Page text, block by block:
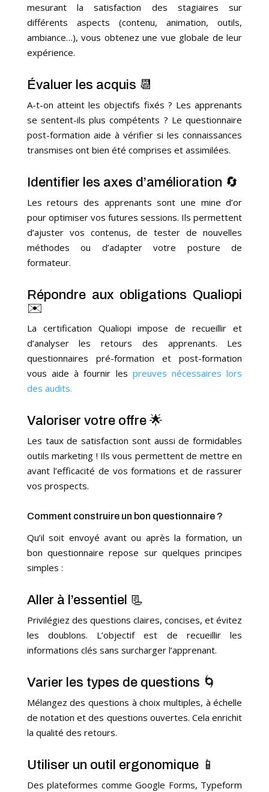
mesurant la satisfaction des stagiaires sur
différents aspects (contenu, animation, outils,
ambiance…), vous obtenez une vue globale de leur
expérience.
Évaluer les acquis 📆
A-t-on atteint les objectifs fixés ? Les apprenants
se sentent-ils plus compétents ? Le questionnaire
post-formation aide à vérifier si les connaissances
transmises ont bien été comprises et assimilées.
Identifier les axes d’amélioration 🔄
Les retours des apprenants sont une mine d’or
pour optimiser vos futures sessions. Ils permettent
d’ajuster vos contenus, de tester de nouvelles
méthodes ou d’adapter votre posture de
formateur.
Répondre aux obligations Qualiopi
✉️
La certification Qualiopi impose de recueillir et
d’analyser les retours des apprenants. Les
questionnaires pré-formation et post-formation
vous aide à fournir les preuves nécessaires lors
des audits.
Valoriser votre offre 🌟
Les taux de satisfaction sont aussi de formidables
outils marketing ! Ils vous permettent de mettre en
avant l’efficacité de vos formations et de rassurer
vos prospects.
Comment construire un bon questionnaire ?
Qu’il soit envoyé avant ou après la formation, un
bon questionnaire repose sur quelques principes
simples :
Aller à l’essentiel 📃
Privilégiez des questions claires, concises, et évitez
les doublons. L’objectif est de recueillir les
informations clés sans surcharger l’apprenant.
Varier les types de questions 🌀
Mélangez des questions à choix multiples, à échelle
de notation et des questions ouvertes. Cela enrichit
la qualité des retours.
Utiliser un outil ergonomique 📱
Des plateformes comme Google Forms, Typeform